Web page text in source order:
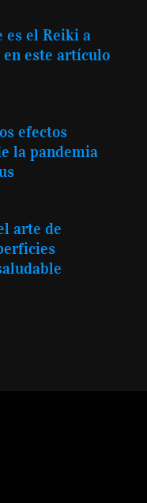
es el Reiki a
este artículo
efectos
la pandemia
arte de